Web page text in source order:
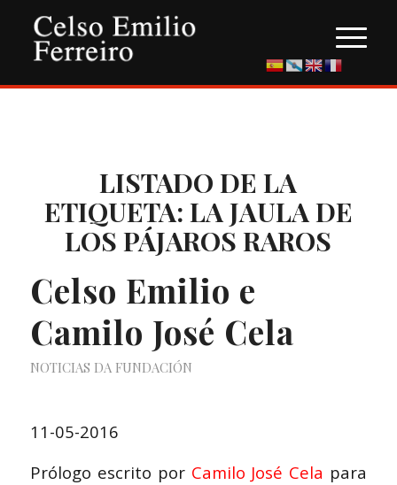
LISTADO DE LA
ETIQUETA: LA JAULA DE
LOS PÁJAROS RAROS
Celso Emilio e
Camilo José Cela
NOTICIAS DA FUNDACIÓN
11-05-2016
Prólogo escrito por Camilo José Cela para